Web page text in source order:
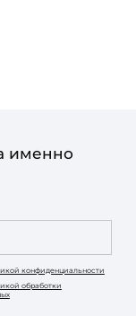
именно
конфиденциальности
обработки